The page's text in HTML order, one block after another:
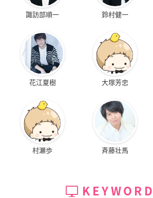
諏訪部順一 鈴村健一
花江夏樹 大塚芳忠
村瀬歩 斉藤壮馬